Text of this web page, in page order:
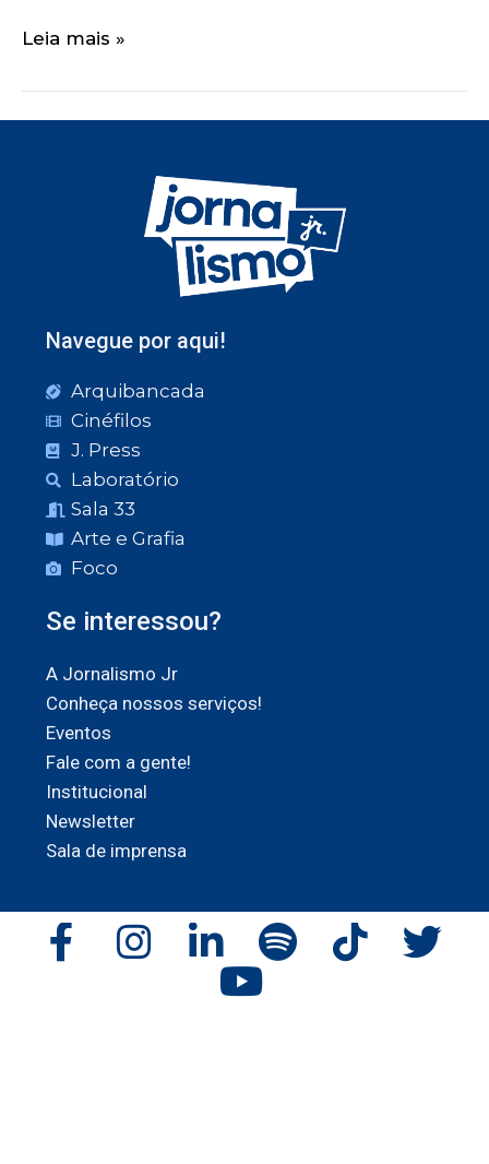
Leia mais »
Navegue por aqui!
Arquibancada
Cinéfilos
J. Press
Laboratório
Sala 33
Arte e Grafia
Foco
Se interessou?
A Jornalismo Jr
Conheça nossos serviços!
Eventos
Fale com a gente!
Institucional
Newsletter
Sala de imprensa